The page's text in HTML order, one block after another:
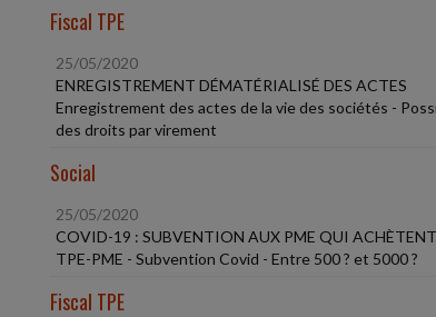
Fiscal TPE
25/05/2020
ENREGISTREMENT DÉMATÉRIALISÉ DES ACTES
Enregistrement des actes de la vie des sociétés -
des droits par virement
Social
25/05/2020
COVID-19 : SUBVENTION AUX PME QUI
TPE-PME - Subvention Covid - Entre 500 ? et 5000 ?
Fiscal TPE